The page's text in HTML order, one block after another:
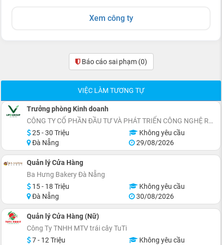
Xem công ty
Báo cáo sai phạm (0)
VIỆC LÀM TƯƠNG TỰ
Trưởng phòng Kinh doanh
CÔNG TY CỔ PHẦN ĐẦU TƯ VÀ PHÁT TRIỂN CÔNG NGHỆ REELIFE
25 - 30 Triệu
Không yêu cầu
Đà Nẵng
29/08/2026
Quản lý Cửa Hàng
Ba Hưng Bakery Đà Nẵng
15 - 18 Triệu
Không yêu cầu
Đà Nẵng
30/08/2026
Quản lý Cửa Hàng (Nữ)
Công Ty TNHH MTV trái cây TuTi
7 - 12 Triệu
Không yêu cầu